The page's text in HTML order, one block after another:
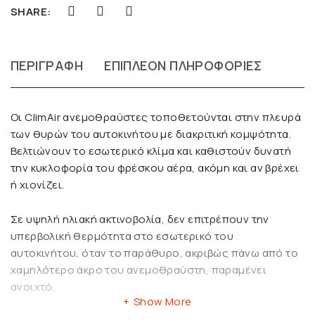
SHARE:
ΠΕΡΙΓΡΑΦΉ ΕΠΙΠΛΈΟΝ ΠΛΗΡΟΦΟΡΊΕΣ
Οι ClimAir ανεμοθραύστες τοποθετούνται στην πλευρά
των θυρών του αυτοκινήτου με διακριτική κομψότητα.
Βελτιώνουν το εσωτερικό κλίμα και καθιστούν δυνατή
την κυκλοφορία του φρέσκου αέρα, ακόμη και αν βρέχει
ή χιονίζει.
Σε υψηλή ηλιακή ακτινοβολία, δεν επιτρέπουν την
υπερβολική θερμότητα στο εσωτερικό του
αυτοκινήτου, όταν το παράθυρο, ακριβώς πάνω από το
χαμηλότερο άκρο του ανεμοθραύστη, παραμένει
ανοιχτό.
Show More